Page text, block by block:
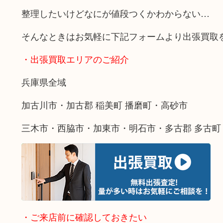
整理したいけどなにが値段つくかわからない…
そんなときはお気軽に下記フォームより出張買取
・出張買取エリアのご紹介
兵庫県全域
加古川市・加古郡 稲美町 播磨町・高砂市
三木市・西脇市・加東市・明石市・多古郡 多古町
・ご来店前に確認しておきたい